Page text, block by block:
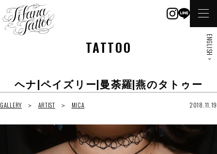
TATTOO
ヘナ|ペイズリー|曼荼羅|燕のタトゥー
GALLERY ARTIST MICA 2018.11.19
ENGLISH >